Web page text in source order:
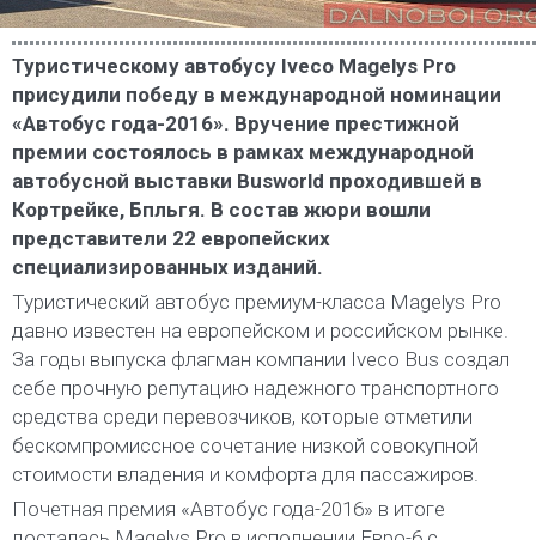
Туристическому автобусу Iveco Magelys Pro
присудили победу в международной номинации
«Автобус года-2016». Вручение престижной
премии состоялось в рамках международной
автобусной выставки Busworld проходившей в
Кортрейке, Бпльгя. В состав жюри вошли
представители 22 европейских
специализированных изданий.
Туристический автобус премиум-класса Magelys Pro
давно известен на европейском и российском рынке.
За годы выпуска флагман компании Iveco Bus создал
себе прочную репутацию надежного транспортного
средства среди перевозчиков, которые отметили
бескомпромиссное сочетание низкой совокупной
стоимости владения и комфорта для пассажиров.
Почетная премия «Автобус года-2016» в итоге